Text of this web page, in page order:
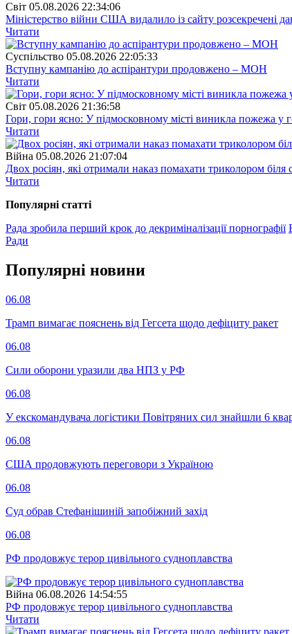
Свiт 05.08.2026 22:34:06
Міністерство війни США видалило із сайту розсекречені
Читати
Суспiльство 05.08.2026 22:05:33
Вступну кампанію до аспірантури продовжено – МОН
Читати
Свiт 05.08.2026 21:36:58
Гори, гори ясно: У підмосковному місті виникла пожежа у
Читати
Війна 05.08.2026 21:07:04
Двох росіян, які отримали наказ помахати триколором
Читати
Популярнi статтi
Рада зробила перший крок до декриміналізації порнографії
Ради
Популярнi новини
06.08
Трамп вимагає пояснень від Гегсета щодо дефіциту ракет
06.08
Сили оборони уразили два НПЗ у РФ
06.08
У екскомандувача логістики Повітряних сил знайшли 6
06.08
США продовжують переговори з Україною
06.08
Суд обрав Стефанішиній запобіжний захід
06.08
РФ продовжує терор цивільного судноплавства
Війна 06.08.2026 14:54:55
РФ продовжує терор цивільного судноплавства
Читати